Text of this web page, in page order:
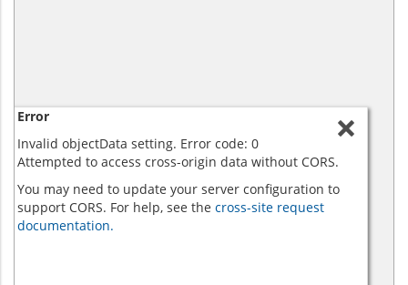
Error
Invalid objectData setting. Error code: 0
Attempted to access cross-origin data without CORS.
You may need to update your server configuration to
support CORS. For help, see the cross-site request
documentation.